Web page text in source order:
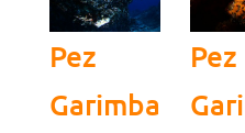
Pez
Garimba
Pez